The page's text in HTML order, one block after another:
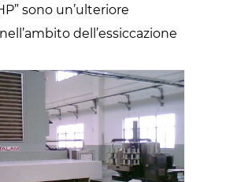
sono un’ulteriore
dell’essiccazione